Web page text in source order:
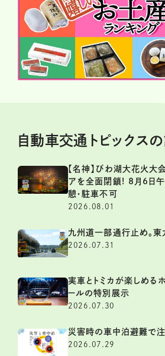
自動車交通トピックス
【名神】びわ湖大花火大
アを全面閉鎖! 8月6日
憩・駐車不可
2026.08.01
九州道一部通行止め。
2026.07.31
実車とトミカが楽しめる
ールの特別展示
2026.07.30
災害時の車中泊避難で
2026.07.29